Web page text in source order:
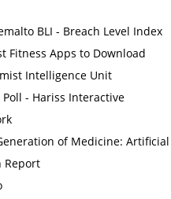
BLI - Breach Level Index
Fitness Apps to Download
Intelligence Unit
- Hariss Interactive
of Medicine:
Report